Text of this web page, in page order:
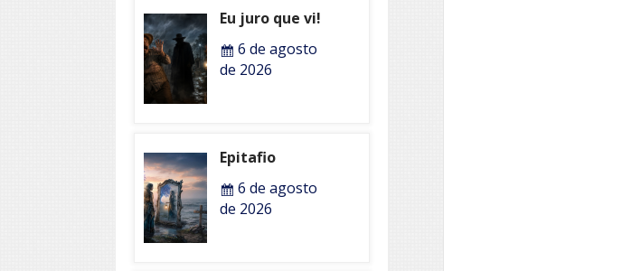
Eu juro que vi!
6 de agosto
de 2026
Epitafio
6 de agosto
de 2026